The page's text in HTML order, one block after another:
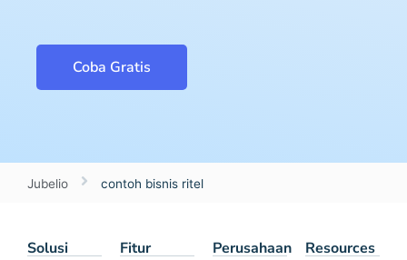
Coba Gratis
Jubelio contoh bisnis ritel
Solusi Fitur Perusahaan Resources